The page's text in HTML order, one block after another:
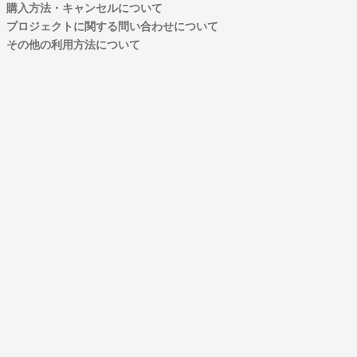
購入方法・キャンセルについて
プロジェクトに関する問い合わせについて
その他の利用方法について